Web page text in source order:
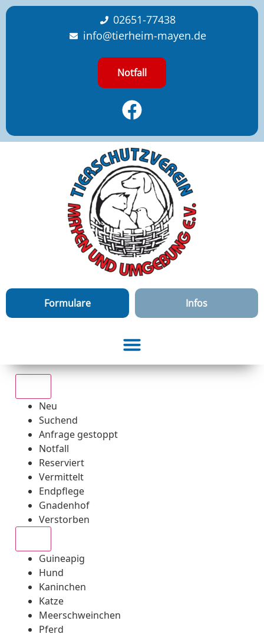
content
02651-77438
info@tierheim-mayen.de
Notfall
Formulare Infos
Neu
Suchend
Anfrage gestoppt
Notfall
Reserviert
Vermittelt
Endpflege
Gnadenhof
Verstorben
Guineapig
Hund
Kaninchen
Katze
Meerschweinchen
Pferd